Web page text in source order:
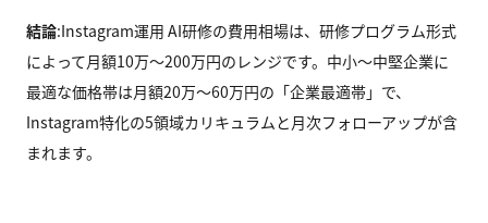
結論:Instagram運用 AI研修の費用相場は、研修プログラム形式
によって月額10万〜200万円のレンジです。中小〜中堅企業に
最適な価格帯は月額20万〜60万円の「企業最適帯」で、
Instagram特化の5領域カリキュラムと月次フォローアップが含
まれます。